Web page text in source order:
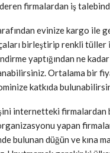
firmalardan iş
evinize kargo ile
birleştirip renkli tüller
yaptığından ne
Ortalama bir
katkıda
internetteki
yapan
bulunan düğün ve kına